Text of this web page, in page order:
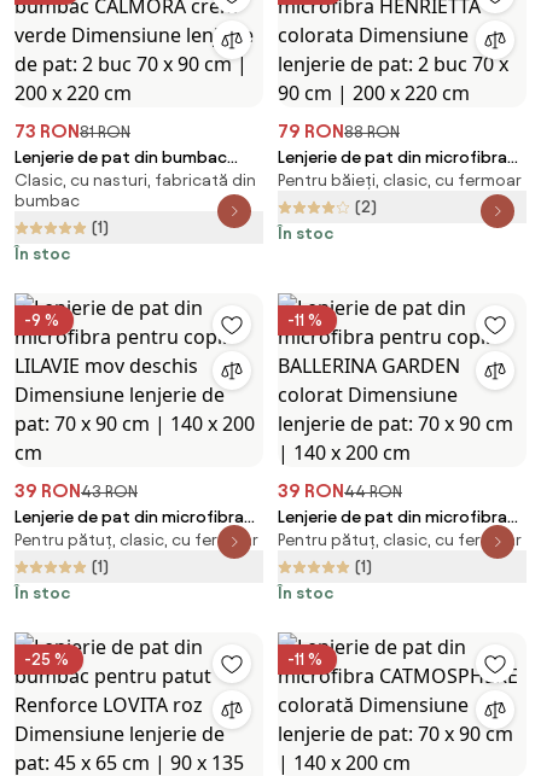
73 RON81 RON
Lenjerie de pat din bumbac
CALMORA crem verde
Dimensiune lenjerie de pat: 2
buc 70 x 90 cm | 200 x 220 cm
Clasic, cu nasturi, fabricată din
bumbac
(1)
În stoc
79 RON88 RON
Lenjerie de pat din microfibra
HENRIETTA colorata Dimensiune
lenjerie de pat: 2 buc 70 x 90
cm | 200 x 220 cm
Pentru băieți, clasic, cu fermoar
(2)
În stoc
-9 %
39 RON43 RON
Lenjerie de pat din microfibra
pentru copii LILAVIE mov deschis
Dimensiune lenjerie de pat: 70 x
90 cm | 140 x 200 cm
Pentru pătuț, clasic, cu fermoar
(1)
În stoc
-11 %
39 RON44 RON
Lenjerie de pat din microfibra
pentru copii BALLERINA GARDEN
colorat Dimensiune lenjerie de
pat: 70 x 90 cm | 140 x 200 cm
Pentru pătuț, clasic, cu fermoar
(1)
În stoc
-25 % -11 %